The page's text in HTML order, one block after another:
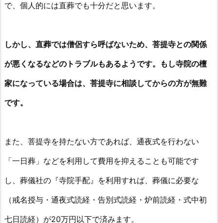
で、個人的には直葬でも十分だと思います。
しかし、直葬では僧侶すら呼ばないため、菩提寺との関係
が悪くなるなどのトラブルもあるようです。もし寺院の檀
家になっている場合は、菩提寺に相談してからの方が無難
です。
また、菩提寺を持たない方であれば、通夜式を行わない
「一日葬」などを利用して費用を抑えることも可能です
し、葬儀社の『寺院手配』を利用すれば、葬儀に必要な
（戒名授与・通夜式読経・告別式読経・炉前読経・式中初
七日読経）が20万円以下で済みます。